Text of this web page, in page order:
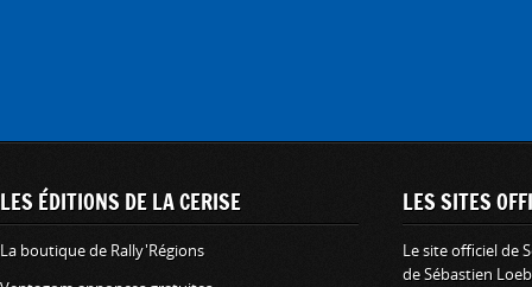
LES ÉDITIONS DE LA CERISE
La boutique de Rally'Régions
LES SITES
Le site officiel de
de Sébastien Loeb